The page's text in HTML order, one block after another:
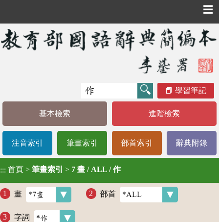
☰
學習筆記
基本檢索 進階檢索
注音索引 筆畫索引 部首索引 辭典附錄
::: 首頁 > 筆畫索引 > 7 畫 / ALL / 作
畫 部首
字詞